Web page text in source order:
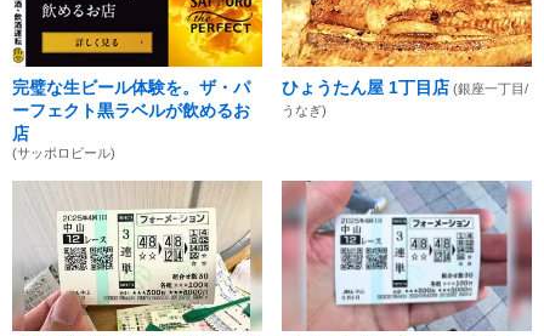
完璧な生ビール体験を。ザ・パ
ーフェクト黒ラベルが飲めるお
店
(サッポロビール)
ひょうたん屋 1丁目店 (銀座一丁目/
うなぎ)